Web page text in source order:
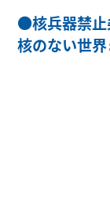
●核兵器禁
核のない世